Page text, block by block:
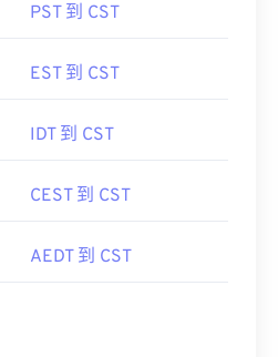
PST 到 CST
EST 到 CST
IDT 到 CST
CEST 到 CST
AEDT 到 CST